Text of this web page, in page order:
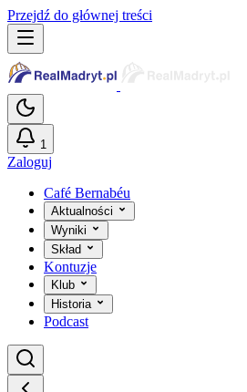
Przejdź do głównej treści
1
Zaloguj
Café Bernabéu
Aktualności
Wyniki
Skład
Kontuzje
Klub
Historia
Podcast